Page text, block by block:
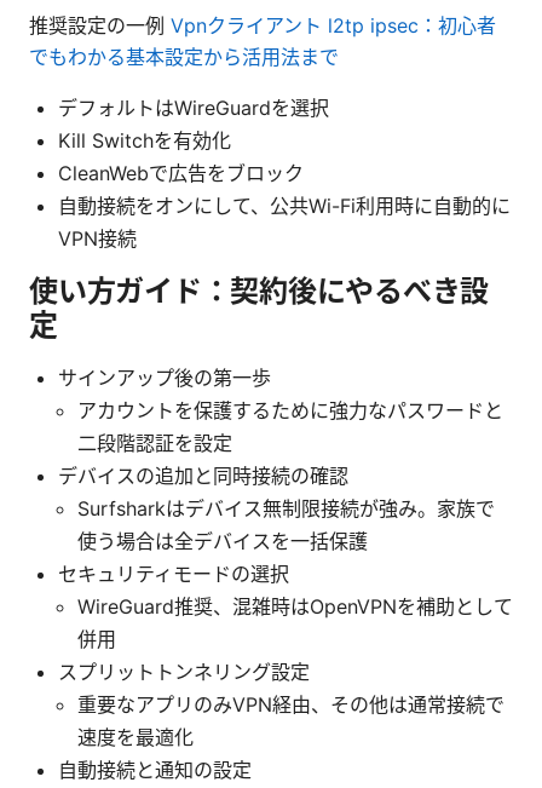
推奨設定の一例 Vpnクライアント l2tp ipsec：初心者
でもわかる基本設定から活用法まで
デフォルトはWireGuardを選択
Kill Switchを有効化
CleanWebで広告をブロック
自動接続をオンにして、公共Wi-Fi利用時に自動的に
VPN接続
使い方ガイド：契約後にやるべき設
定
サインアップ後の第一歩
アカウントを保護するために強力なパスワードと
二段階認証を設定
デバイスの追加と同時接続の確認
Surfsharkはデバイス無制限接続が強み。家族で
使う場合は全デバイスを一括保護
セキュリティモードの選択
WireGuard推奨、混雑時はOpenVPNを補助として
併用
スプリットトンネリング設定
重要なアプリのみVPN経由、その他は通常接続で
速度を最適化
自動接続と通知の設定